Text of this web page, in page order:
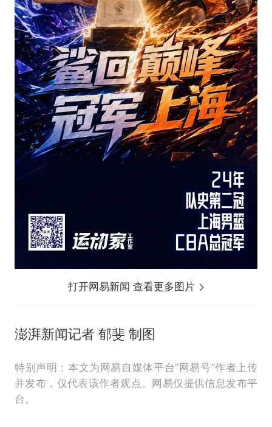
打开网易新闻 查看更多图片
澎湃新闻记者 郁斐 制图
特别声明：本文为网易自媒体平台“网易号”作者上传
并发布，仅代表该作者观点。网易仅提供信息发布平
台。